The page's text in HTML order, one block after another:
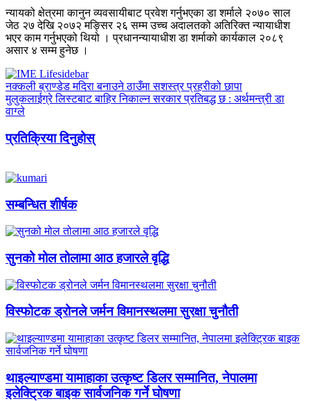
न्यायको क्षेत्रमा कानुन व्यवसायीबाट प्रवेश गर्नुभएका डा शर्माले २०७० साल
जेठ २७ देखि २०७२ मङ्सिर २६ सम्म उच्च अदालतको अतिरिक्त न्यायाधीश
भएर काम गर्नुभएको थियो । प्रधानन्यायाधीश डा शर्माको कार्यकाल २०८९
असार ४ सम्म हुनेछ ।
नक्कली ब्राण्डेड मदिरा बनाउने ठाउँमा सशस्त्र प्रहरीको छापा
मुलुकलाईग्रे लिस्टबाट बाहिर निकाल्न सरकार प्रतिबद्ध छ : अर्थमन्त्री डा
वाग्ले
प्रतिक्रिया दिनुहोस्
सम्बन्धित शीर्षक
सुनको मोल तोलामा आठ हजारले वृद्धि
विस्फोटक ड्रोनले जर्मन विमानस्थलमा सुरक्षा चुनौती
थाइल्याण्डमा यामाहाका उत्कृष्ट डिलर सम्मानित, नेपालमा
इलेक्ट्रिक बाइक सार्वजनिक गर्ने घोषणा